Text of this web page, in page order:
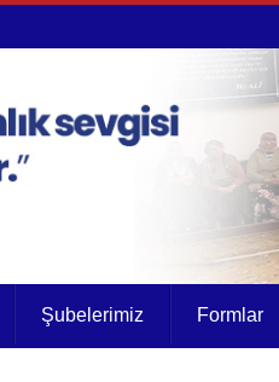
Şubelerimiz Formlar